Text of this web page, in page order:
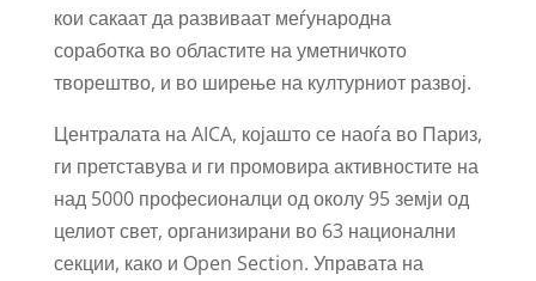
кои сакаат да развиваат меѓународна
соработка во областите на уметничкото
творештво, и во ширење на културниот развој.
Централата на AICA, којашто се наоѓа во Париз,
ги претставува и ги промовира активностите на
над 5000 професионалци од околу 95 земји од
целиот свет, организирани во 63 национални
секции, како и Оpen Section. Управата на